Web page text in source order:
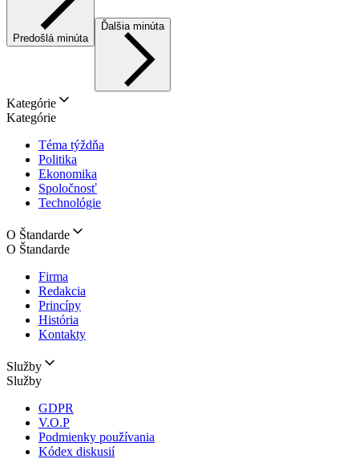
Predošlá minúta
Ďalšia minúta
Kategórie
Kategórie
Téma týždňa
Politika
Ekonomika
Spoločnosť
Technológie
O Štandarde
O Štandarde
Firma
Redakcia
Princípy
História
Kontakty
Služby
Služby
GDPR
V.O.P
Podmienky používania
Kódex diskusií